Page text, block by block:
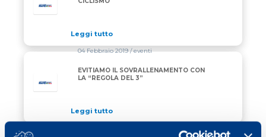
Leggi tutto
04 Febbraio 2019/ eventi
EVITIAMO IL SOVRALLENAMENTO CON
LA “REGOLA DEL 3”
Leggi tutto